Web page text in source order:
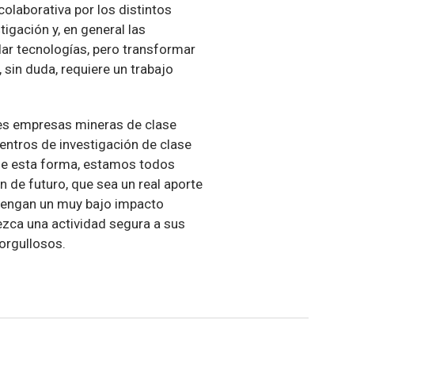
por los distintos
y, en general las
tecnologías, pero transformar
duda, requiere un trabajo
empresas mineras de clase
de investigación de clase
esta forma, estamos todos
de futuro, que sea un real aporte
un muy bajo impacto
una actividad segura a sus